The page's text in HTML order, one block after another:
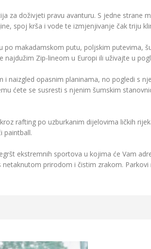
za doživjeti pravu avanturu. S jedne strane
spoj krša i vode te izmjenjivanje čak triju
po makadamskom putu, poljskim putevima,
najdužim Zip-lineom u Europi ili uživajte u
i naizgled opasnim planinama, no pogledi s
ćete se susresti s njenim šumskim
rafting po uzburkanim dijelovima ličkih
paintball.
ekstremnih sportova u kojima će Vam
netaknutom prirodom i čistim zrakom.